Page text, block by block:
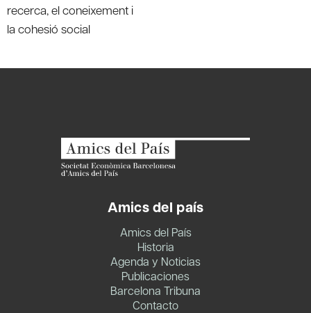
recerca, el coneixement i
la cohesió social
Amics del país
Amics del País
Historia
Agenda y Noticias
Publicaciones
Barcelona Tribuna
Contacto